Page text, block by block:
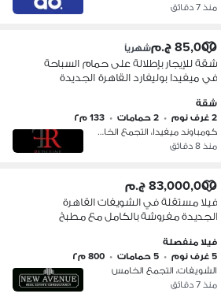
منذ 7 دقائق
85,000 ج.م شهرياً
شقة للإيجار بإطلالة على حمام السباحة
في ميفيدا بوليفارد القاهرة الجديدة
شقة
2 غرف نوم
• 2 حمامات • 133 م٢
كومباوند ميفيدا، التجمع الخامس
منذ 8 دقائق
83,000,000 ج.م
فيلا مستقلة في الشويفات القاهرة
الجديدة مفروشة بالكامل مع مطبخ
سباحة بإطلالة على اللاندسكيب
فيلا منفصلة
5 غرف نوم
• 5 حمامات • 800 م٢
الشويفات، التجمع الخامس
منذ 7 دقائق